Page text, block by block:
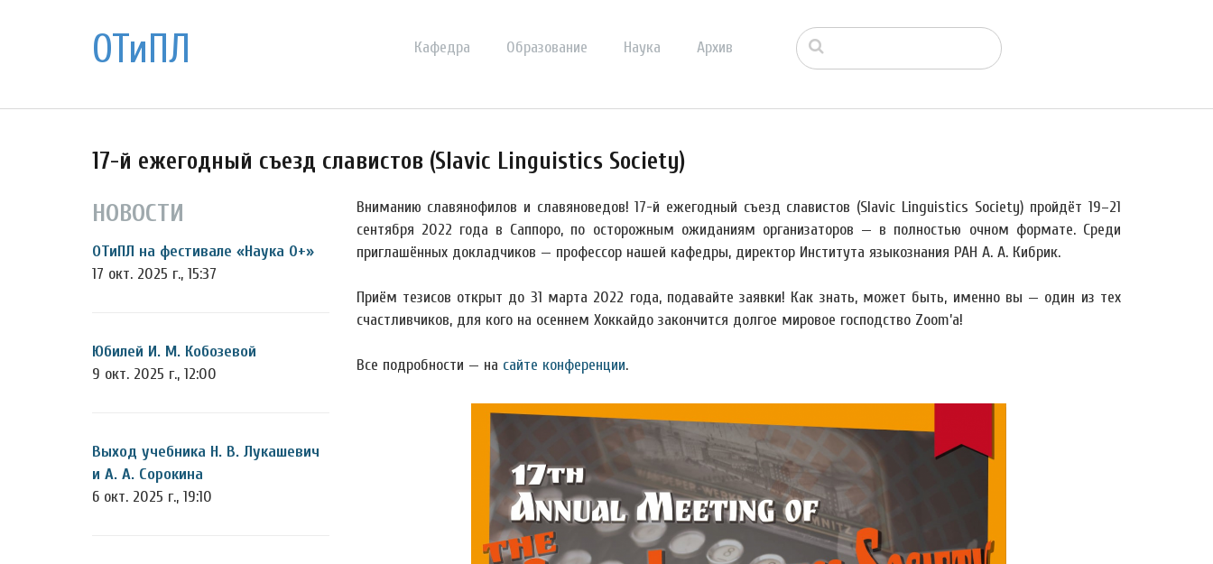
ОТиПЛ Кафедра Образование Наука Архив
17-й ежегодный съезд славистов (Slavic Linguistics Society)
НОВОСТИ
ОТиПЛ на фестивале «Наука 0+»
17 окт. 2025 г., 15:37
Юбилей И. М. Кобозевой
9 окт. 2025 г., 12:00
Выход учебника Н. В. Лукашевич
и А. А. Сорокина
6 окт. 2025 г., 19:10
Вниманию славянофилов и славяноведов! 17-й ежегодный съезд славистов (Slavic Linguistics Society) пройдёт 19–21
сентября 2022 года в Саппоро, по осторожным ожиданиям организаторов — в полностью очном формате. Среди
приглашённых докладчиков — профессор нашей кафедры, директор Института языкознания РАН А. А. Кибрик.
Приём тезисов открыт до 31 марта 2022 года, подавайте заявки! Как знать, может быть, именно вы — один из тех
счастливчиков, для кого на осеннем Хоккайдо закончится долгое мировое господство Zoom’а!
Все подробности — на сайте конференции.